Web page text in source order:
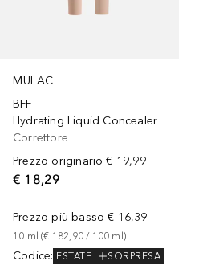
MULAC
BFF
Hydrating Liquid Concealer
Correttore
Prezzo originario € 19,99
€ 18,29
Prezzo più basso € 16,39
10 ml (€ 182,90 / 100 ml )
Codice: ESTATE SORPRESA